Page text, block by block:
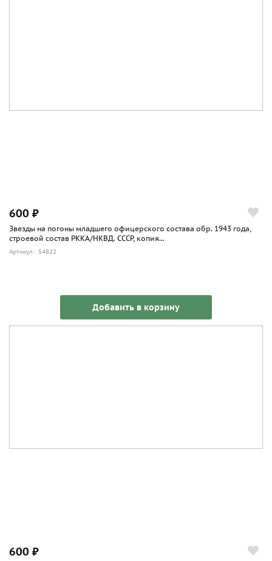
600 ₽
Звезды на погоны младшего офицерского состава обр. 1943 года,
строевой состав РККА/НКВД. СССР, копия...
Артикул: 54822
Добавить в корзину
600 ₽